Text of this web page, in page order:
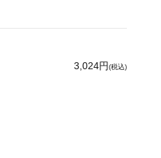
3,024円(税込)